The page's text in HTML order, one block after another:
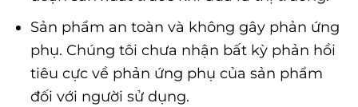
Sản phẩm an toàn và không gây phản ứng
phụ. Chúng tôi chưa nhận bất kỳ phản hồi
tiêu cực về phản ứng phụ của sản phẩm
đối với người sử dụng.